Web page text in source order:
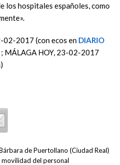
los hospitales españoles, como
02-2017 (con ecos en DIARIO
; MÁLAGA HOY, 23-02-2017
de Puertollano (Ciudad Real)
movilidad del personal